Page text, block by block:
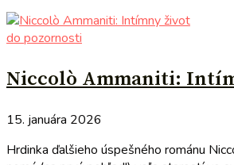
do pozornosti
Niccolò Ammaniti:
15. januára 2026
Hrdinka ďalšieho úspešného románu